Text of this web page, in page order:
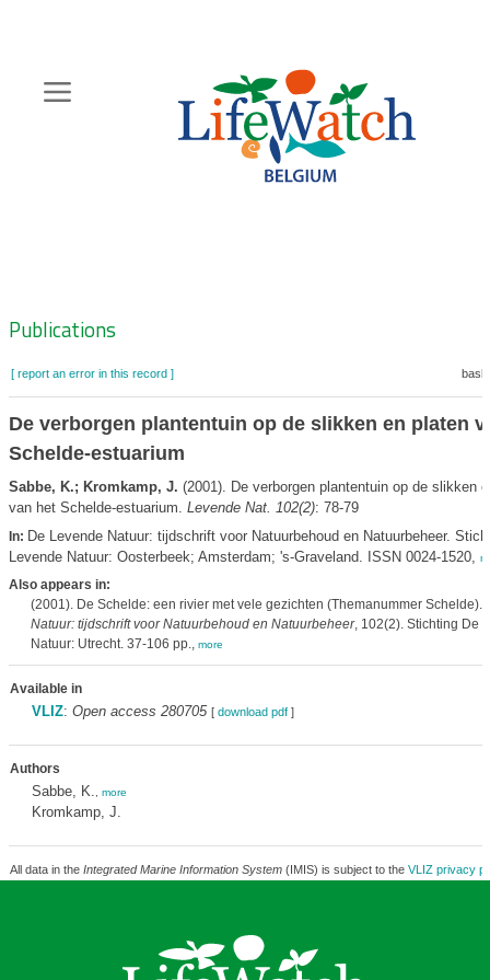
content
Zoeknavigatie
Publications
[ report an error in this record ]
De verborgen plantentuin op de slikken en platen
Schelde-estuarium
Sabbe, K.; Kromkamp, J. (2001). De verborgen plantentuin op de slikken
van het Schelde-estuarium. Levende Nat. 102(2): 78-79
In: De Levende Natuur: tijdschrift voor Natuurbehoud en Natuurbeheer.
Levende Natuur: Oosterbeek; Amsterdam; 's-Graveland. ISSN 0024-1520,
Also appears in:
(2001). De Schelde: een rivier met vele gezichten (Themanummer Schelde).
Natuur: tijdschrift voor Natuurbehoud en Natuurbeheer, 102(2). Stichting De
Natuur: Utrecht. 37-106 pp., more
Available in
VLIZ: Open access 280705 [ download pdf]
Authors
Sabbe, K. more
Kromkamp, J.
All data in the Integrated Marine Information System(IMIS) is subject to the VLIZ privacy